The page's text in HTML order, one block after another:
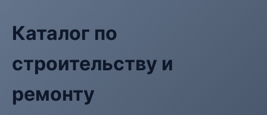
Каталог по
строительству и
ремонту